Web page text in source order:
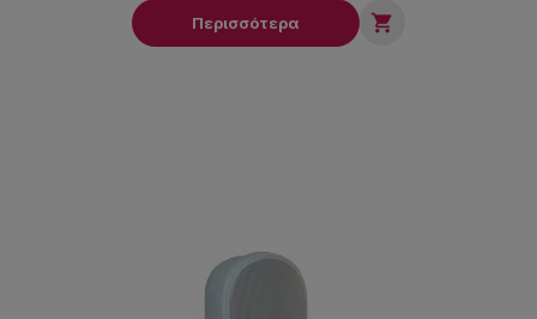
Περισσότερα 